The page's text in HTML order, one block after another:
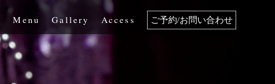
Menu Gallery Access ご予約/お問い合わせ